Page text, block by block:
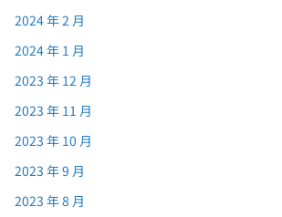
2024 年 2 月
2024 年 1 月
2023 年 12 月
2023 年 11 月
2023 年 10 月
2023 年 9 月
2023 年 8 月